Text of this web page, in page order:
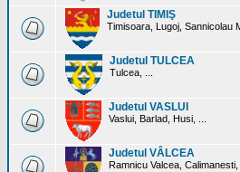
Judetul TIMIŞ
Timisoara, Lugoj, Sannicolau
Judetul TULCEA
Tulcea, ...
Judetul VASLUI
Vaslui, Barlad, Husi, ...
Judetul VÂLCEA
Ramnicu Valcea, Calimanesti,